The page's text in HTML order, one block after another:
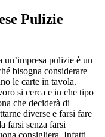
Pulizie
pulizie è un
bisogna considerare
le carte in tavola.
si cerca e in che tipo
che deciderà di
diverse e farsi fare
farsi senza farsi